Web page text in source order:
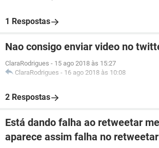
1 Respostas
Nao consigo enviar video no
ClaraRodrigues - 15 ago 2018 às 15:27
ClaraRodrigues - 16 ago 2018 às 10:08
2 Respostas
Está dando falha ao retweetar
aparece assim falha no